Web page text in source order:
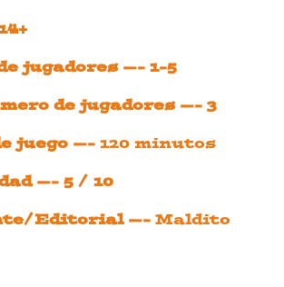
jugadores —- 1-5
de jugadores —- 3
juego —- 120 minutos
—- 5 / 10
Editorial —- Maldito